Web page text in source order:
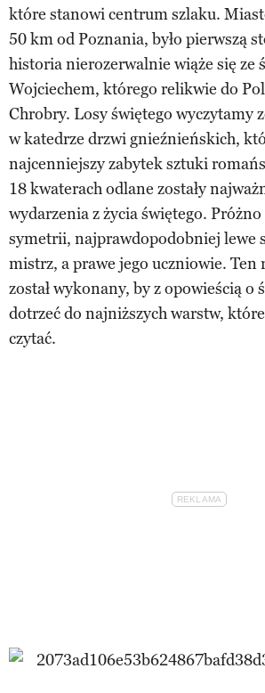
które stanowi centrum szlaku.
50 km od Poznania, było pierwszą
historia nierozerwalnie wiąże się ze
Wojciechem, którego relikwie do
Chrobry. Losy świętego wyczytamy
w katedrze drzwi gnieźnieńskich,
najcenniejszy zabytek sztuki
18 kwaterach odlane zostały
wydarzenia z życia świętego.
symetrii, najprawdopodobniej lewe
mistrz, a prawe jego uczniowie.
został wykonany, by z opowieścią o
dotrzeć do najniższych warstw,
czytać.